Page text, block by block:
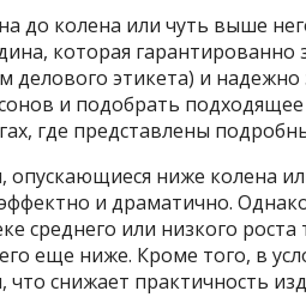
до колена или чуть выше
которая
делового этикета) и
и подобрать подходящее
где представлены
опускающиеся ниже колена
и драматично.
среднего или низкого
еще ниже. Кроме того, в
что снижает практичность